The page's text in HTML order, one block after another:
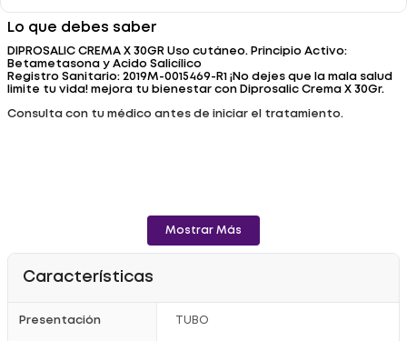
Lo que debes saber
DIPROSALIC CREMA X 30GR Uso cutáneo. Principio Activo:
Betametasona y Acido Salicílico
Registro Sanitario: 2019M-0015469-R1 ¡No dejes que la mala salud
limite tu vida! mejora tu bienestar con Diprosalic Crema X 30Gr.
Consulta con tu médico antes de iniciar el tratamiento.
Mostrar Más
Características
Presentación TUBO